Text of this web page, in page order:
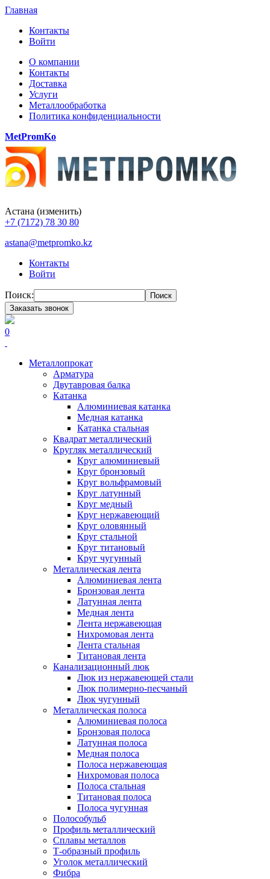
Главная
Контакты
Войти
О компании
Контакты
Доставка
Услуги
Металлообработка
Политика конфиденциальности
MetPromKo
Астана (изменить)
+7 (7172) 78 30 80
astana@metpromko.kz
Контакты
Войти
Поиск:
Поиск
Заказать звонок
0
Металлопрокат
Арматура
Двутавровая балка
Катанка
Алюминиевая катанка
Медная катанка
Катанка стальная
Квадрат металлический
Кругляк металлический
Круг алюминиевый
Круг бронзовый
Круг вольфрамовый
Круг латунный
Круг медный
Круг нержавеющий
Круг оловянный
Круг стальной
Круг титановый
Круг чугунный
Металлическая лента
Алюминиевая лента
Бронзовая лента
Латунная лента
Медная лента
Лента нержавеющая
Нихромовая лента
Лента стальная
Титановая лента
Канализационный люк
Люк из нержавеющей стали
Люк полимерно-песчаный
Люк чугунный
Металлическая полоса
Алюминиевая полоса
Бронзовая полоса
Латунная полоса
Медная полоса
Полоса нержавеющая
Нихромовая полоса
Полоса стальная
Титановая полоса
Полоса чугунная
Полособульб
Профиль металлический
Сплавы металлов
Т-образный профиль
Уголок металлический
Фибра